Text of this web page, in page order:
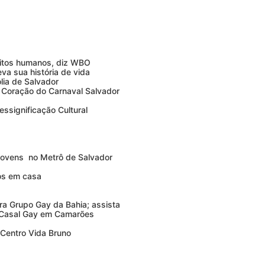
humanos, diz WBO
sua história de vida
de Salvador
do Carnaval Salvador
Cultural
no Metrô de Salvador
em casa
Grupo Gay da Bahia; assista
Gay em Camarões
Vida Bruno